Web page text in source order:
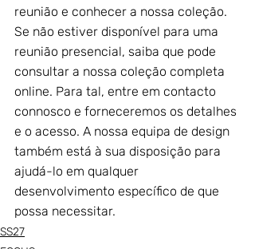
reunião e conhecer a nossa coleção.
Se não estiver disponível para uma
reunião presencial, saiba que pode
consultar a nossa coleção completa
online. Para tal, entre em contacto
connosco e forneceremos os detalhes
e o acesso. A nossa equipa de design
também está à sua disposição para
ajudá-lo em qualquer
desenvolvimento específico de que
possa necessitar.
SS27